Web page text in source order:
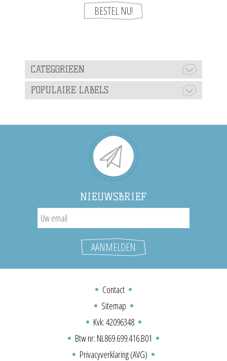
CATEGORIEEN
POPULAIRE LABELS
NIEUWSBRIEF
Contact
Sitemap
Kvk: 42096348
Btw nr: NL869.699.416.B01
Privacyverklaring (AVG)